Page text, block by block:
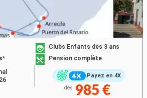
Payez en 4X
Clubs Enfants dès 3 ans
Pension complète
dès 985 €